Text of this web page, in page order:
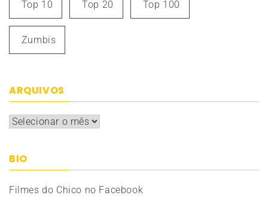
Top 10 Top 20 Top 100
Zumbis
ARQUIVOS
Arquivos
BIO
Filmes do Chico no Facebook